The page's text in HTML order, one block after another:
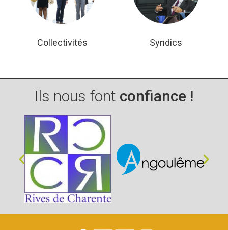
Collectivités Syndics
Ils nous font confiance !